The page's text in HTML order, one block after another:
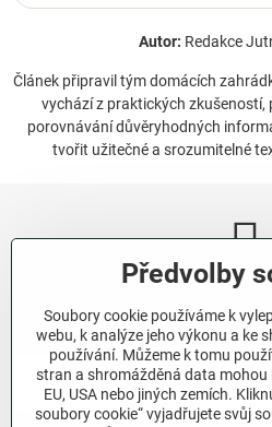
Autor: Redakce
Článek připravil tým domácích
vychází z praktických zkušeností,
porovnávání důvěryhodných
tvořit užitečné a srozumitelné
Odebírat naše
Předvolby
Soubory cookie používáme k
webu, k analýze jeho výkonu a ke
používání. Můžeme k tomu
stran a shromážděná data
EU, USA nebo jiných zemích.
soubory cookie“ vyjadřujete svůj